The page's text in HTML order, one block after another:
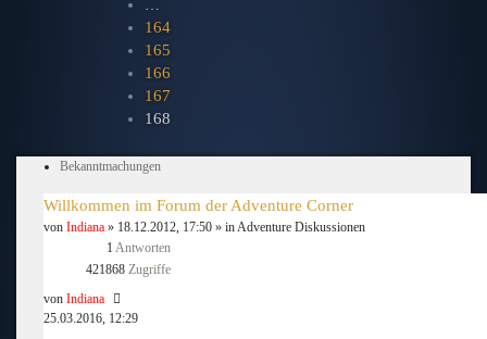
…
164
165
166
167
168
Bekanntmachungen
Willkommen im Forum der Adventure Corner
von Indiana » 18.12.2012, 17:50 » inAdventure Diskussionen
1 Antworten
421868 Zugriffe
von Indiana
25.03.2016, 12:29